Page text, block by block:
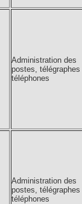
Administration des
postes, télégraphes
téléphones
Administration des
postes, télégraphes
téléphones